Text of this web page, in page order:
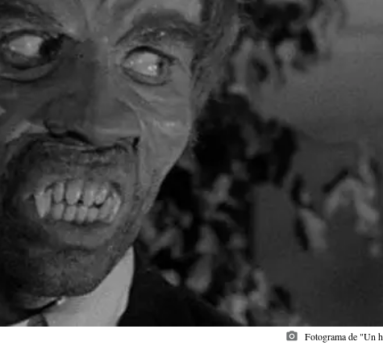
photo_camera Fotograma de "Un